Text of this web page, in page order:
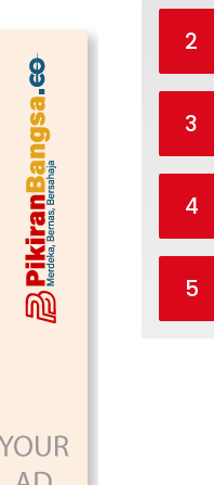
2
3
4
5